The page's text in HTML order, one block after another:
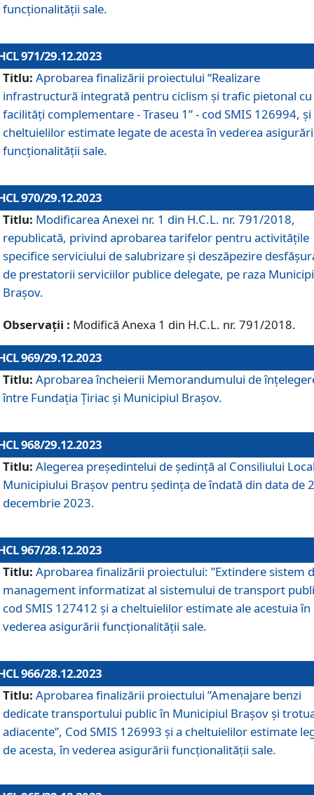
funcționalității sale.
971/29.12.2023
Titlu: Aprobarea finalizării proiectului “Realizare
infrastructură integrată pentru ciclism şi trafic pietonal cu
facilităţi complementare - Traseu 1” - cod SMIS 126994, și
cheltuielilor estimate legate de acesta în vederea
funcționalității sale.
970/29.12.2023
Titlu: Modificarea Anexei nr. 1 din H.C.L. nr. 791/2018,
republicată, privind aprobarea tarifelor pentru activitățile
specifice serviciului de salubrizare și deszăpezire
de prestatorii serviciilor publice delegate, pe raza
Brașov.
Observații : Modifică Anexa 1 din H.C.L. nr. 791/2018.
969/29.12.2023
Titlu: Aprobarea încheierii Memorandumului de
între Fundația Țiriac și Municipiul Brașov.
968/29.12.2023
Titlu: Alegerea preşedintelui de şedinţă al Consiliului
Municipiului Braşov pentru ședința de îndată din data de
decembrie 2023.
967/28.12.2023
Titlu: Aprobarea finalizării proiectului: ”Extindere sistem
management informatizat al sistemului de transport
cod SMIS 127412 și a cheltuielilor estimate ale acestuia în
vederea asigurării funcționalității sale.
966/28.12.2023
Titlu: Aprobarea finalizării proiectului ”Amenajare benzi
dedicate transportului public în Municipiul Brașov şi
adiacente”, Cod SMIS 126993 și a cheltuielilor estimate
de acesta, în vederea asigurării funcționalității sale.